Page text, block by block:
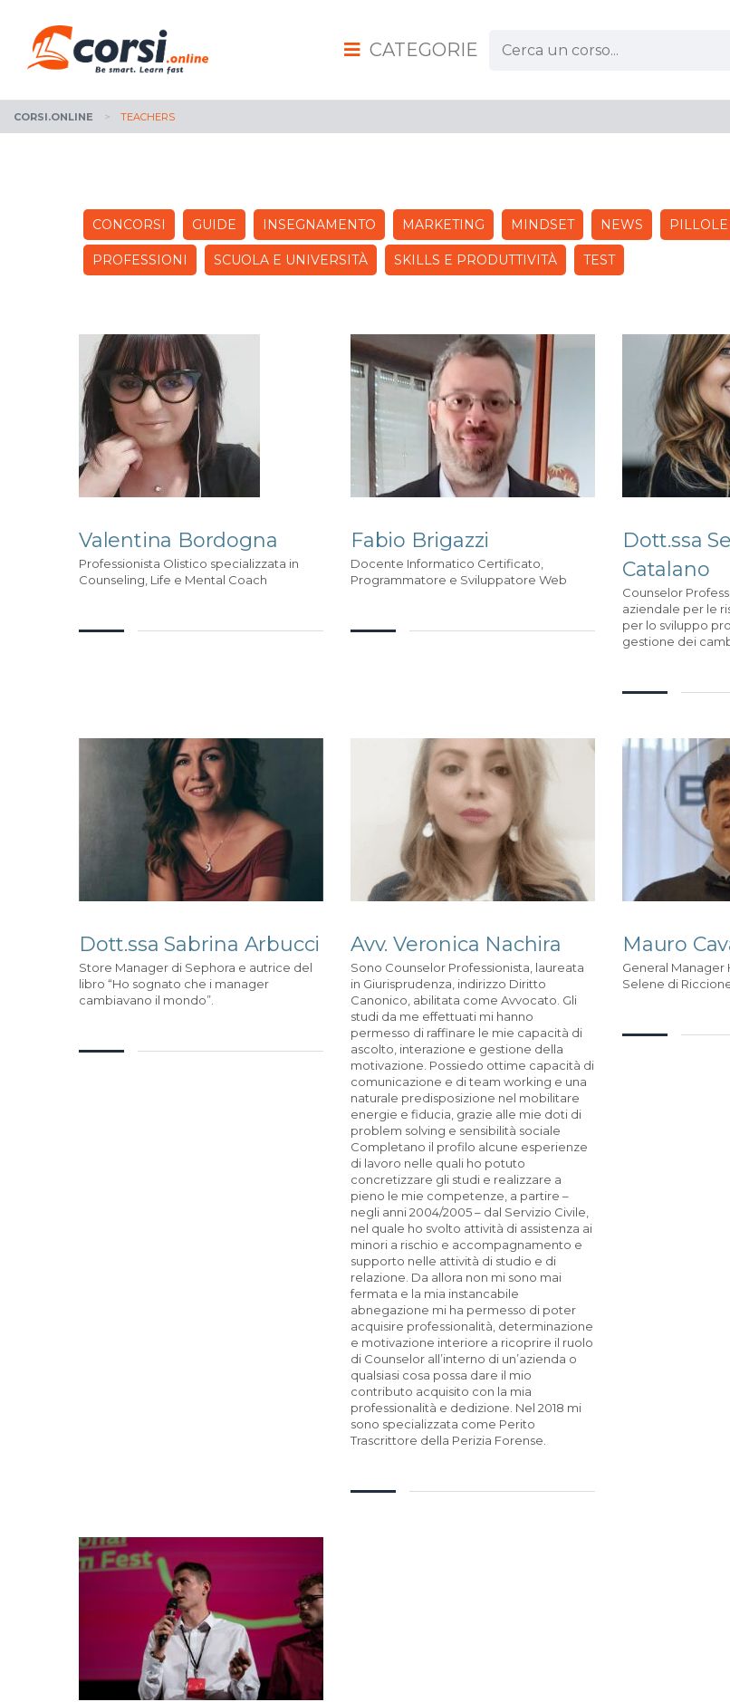
CATEGORIE
CORSI.ONLINE > TEACHERS
CONCORSI GUIDE INSEGNAMENTO MARKETING MINDSET NEWS PILLOLE
PROFESSIONI SCUOLA E UNIVERSITÀ SKILLS E PRODUTTIVITÀ TEST
Valentina Bordogna
Professionista Olistico specializzata in
Counseling, Life e Mental Coach
Fabio Brigazzi
Docente Informatico Certificato,
Programmatore e Sviluppatore Web
Dott.ssa
Catalano
Counselor
aziendale per le
per lo sviluppo
gestione dei
Dott.ssa Sabrina Arbucci
Store Manager di Sephora e autrice del
libro “Ho sognato che i manager
cambiavano il mondo”.
Avv. Veronica Nachira
Sono Counselor Professionista, laureata
in Giurisprudenza, indirizzo Diritto
Canonico, abilitata come Avvocato. Gli
studi da me effettuati mi hanno
permesso di raffinare le mie capacità di
ascolto, interazione e gestione della
motivazione. Possiedo ottime capacità di
comunicazione e di team working e una
naturale predisposizione nel mobilitare
energie e fiducia, grazie alle mie doti di
problem solving e sensibilità sociale
Completano il profilo alcune esperienze
di lavoro nelle quali ho potuto
concretizzare gli studi e realizzare a
pieno le mie competenze, a partire –
negli anni 2004/2005 – dal Servizio Civile,
nel quale ho svolto attività di assistenza ai
minori a rischio e accompagnamento e
supporto nelle attività di studio e di
relazione. Da allora non mi sono mai
fermata e la mia instancabile
abnegazione mi ha permesso di poter
acquisire professionalità, determinazione
e motivazione interiore a ricoprire il ruolo
di Counselor all’interno di un’azienda o
qualsiasi cosa possa dare il mio
contributo acquisito con la mia
professionalità e dedizione. Nel 2018 mi
sono specializzata come Perito
Trascrittore della Perizia Forense.
Mauro
General Manager
Selene di